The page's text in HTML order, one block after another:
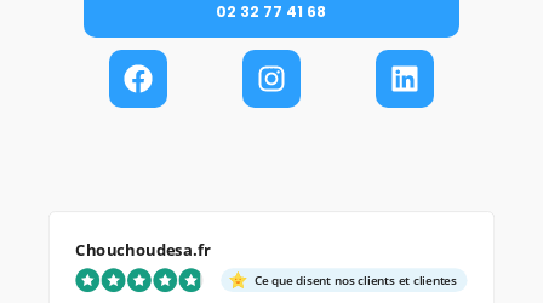
02 32 77 41 68
Chouchoudesa.fr
Ce que disent nos clients et clientes